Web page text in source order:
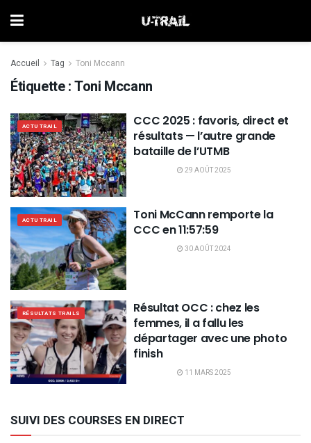
Accueil Tag Toni Mccann
Étiquette :Toni Mccann
ACTU TRAIL
CCC 2025 : favoris, direct et
résultats — l’autre grande
bataille de l’UTMB
29 AOÛT 2025
ACTU TRAIL
Toni McCann remporte la
CCC en 11:57:59
30 AOÛT 2024
RÉSULTATS TRAILS
Résultat OCC : chez les
femmes, il a fallu les
départager avec une photo
finish
11 MARS 2025
SUIVI DES COURSES EN DIRECT